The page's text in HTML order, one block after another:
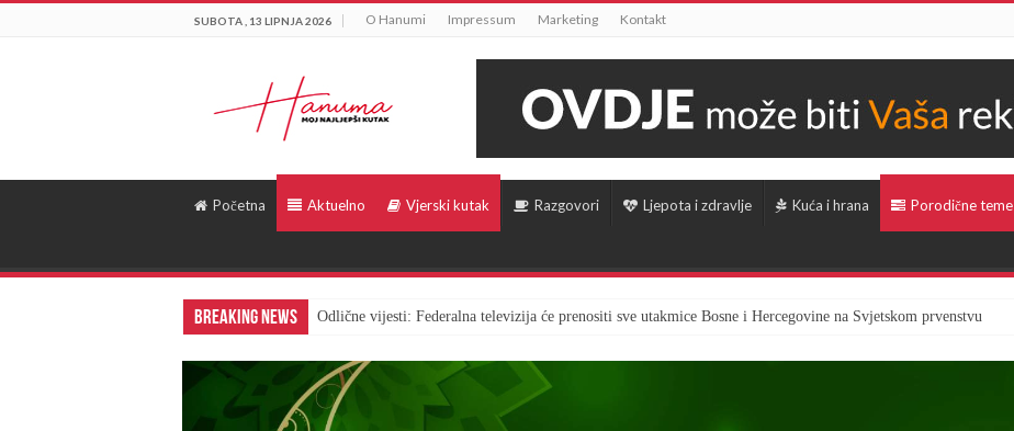
SUBOTA , 13 LIPNJA 2026 O Hanumi Impressum Marketing Kontakt
Početna Aktuelno Vjerski kutak Razgovori Ljepota i zdravlje Kuća i hrana Porodične teme
Breaking News Odlične vijesti: Federalna televizija će prenositi sve utakmice Bosne i Hercegovine na Svjetskom prvenstvu